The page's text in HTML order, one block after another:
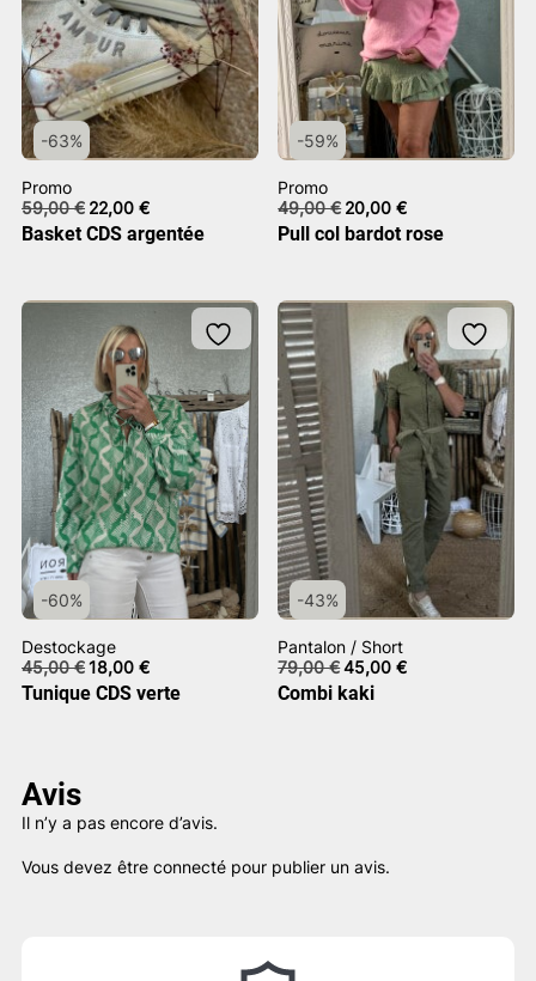
-63%
Promo
59,00€ Le
prix
initial
22,00 €Le
prix
actuel
Basket CDS argentée
-59%
Promo
49,00€ Le
prix
initial
20,00€Le
prix
actuel
Pull col bardot rose
-60%
Destockage
45,00€Le
prix
initial
18,00 €Le
prix
actuel
Tunique CDS verte
-43%
Pantalon / Short
79,00€Le
prix
initial
45,00€Le
Combi kaki
Avis
Il n’y a pas encore d’avis.
Vous devez être connecté pour publier un avis.